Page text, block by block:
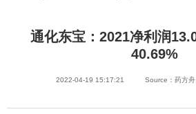
通化东宝：2021净利润
40.69%
2022-04-19 15:17:21 Source：药方舟